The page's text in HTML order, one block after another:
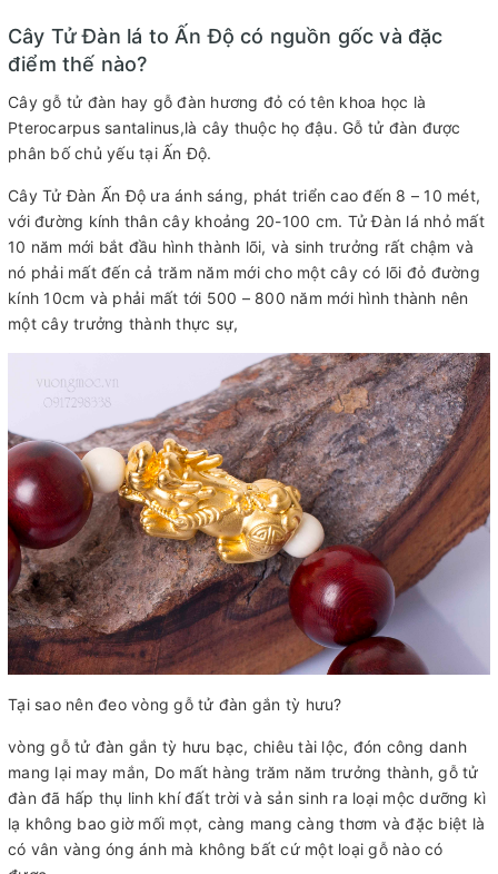
Cây Tử Đàn lá to Ấn Độ có nguồn gốc và đặc
điểm thế nào?
Cây gỗ tử đàn hay gỗ đàn hương đỏ có tên khoa học là
Pterocarpus santalinus,là cây thuộc họ đậu. Gỗ tử đàn được
phân bố chủ yếu tại Ấn Độ.
Cây Tử Đàn Ấn Độ ưa ánh sáng, phát triển cao đến 8 – 10 mét,
với đường kính thân cây khoảng 20-100 cm. Tử Đàn lá nhỏ mất
10 năm mới bắt đầu hình thành lõi, và sinh trưởng rất chậm và
nó phải mất đến cả trăm năm mới cho một cây có lõi đỏ đường
kính 10cm và phải mất tới 500 – 800 năm mới hình thành nên
một cây trưởng thành thực sự,
Tại sao nên đeo vòng gỗ tử đàn gắn tỳ hưu?
vòng gỗ tử đàn gắn tỳ hưu bạc, chiêu tài lộc, đón công danh
mang lại may mắn, Do mất hàng trăm năm trưởng thành, gỗ tử
đàn đã hấp thụ linh khí đất trời và sản sinh ra loại mộc dưỡng kì
lạ không bao giờ mối mọt, càng mang càng thơm và đặc biệt là
có vân vàng óng ánh mà không bất cứ một loại gỗ nào có